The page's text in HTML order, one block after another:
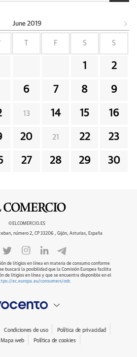
June 2019
F S S
1 2
6 7 8 9
13 14 15 16
20 21 22 23
27 28 29 30
©ELCOMERCIO.ES
número 2, CP 33206 , Gijón, Asturias, España
de litigios en línea en materia de consumo conforme
buscará la posibilidad que la Comisión Europea facilita
de litigios en línea y que se encuentra disponible en el
ec.europa.eu/consumers/odr.
Condiciones de uso
Política de privacidad
Mapa web Política de cookies